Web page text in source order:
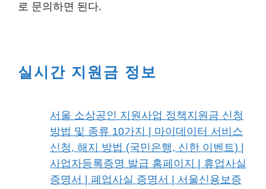
로 문의하면 된다.
실시간 지원금 정보
서울 소상공인 지원사업 정책지원금 신청
방법 및 종류 10가지 | 마이데이터 서비스
신청, 해지 방법 (국민은행, 신한 이벤트) |
사업자등록증명 발급 홈페이지 | 휴업사실
증명서 | 폐업사실 증명서 | 서울신용보증